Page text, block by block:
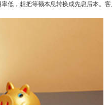
低，想把等额本息转换成先息后本。客